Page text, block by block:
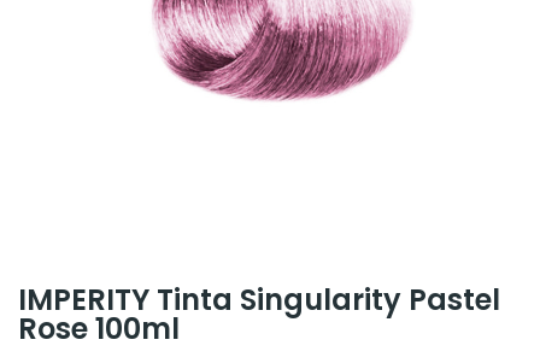
IMPERITY Tinta Singularity Pastel
Rose 100ml